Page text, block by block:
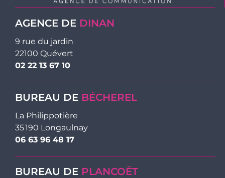
AGENCE DE DINAN
9 rue du jardin
22100 Quévert
02 22 13 67 10
BUREAU DE BÉCHEREL
La Philippotière
35 190 Longaulnay
06 63 96 48 17
BUREAU DE PLANCOËT